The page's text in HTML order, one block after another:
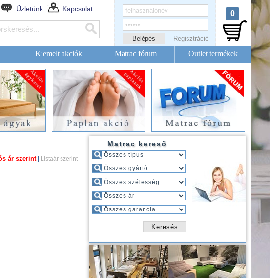
Üzletünk Kapcsolat
Regisztráció
0
Kiemelt akciók Matrac fórum Outlet termékek
ár szerint| Listaár szerint
Matrac kereső